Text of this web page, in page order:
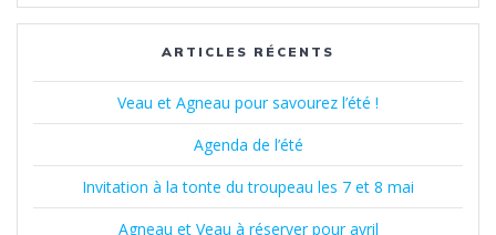
ARTICLES RÉCENTS
Veau et Agneau pour savourez l’été !
Agenda de l’été
Invitation à la tonte du troupeau les 7 et 8 mai
Agneau et Veau à réserver pour avril